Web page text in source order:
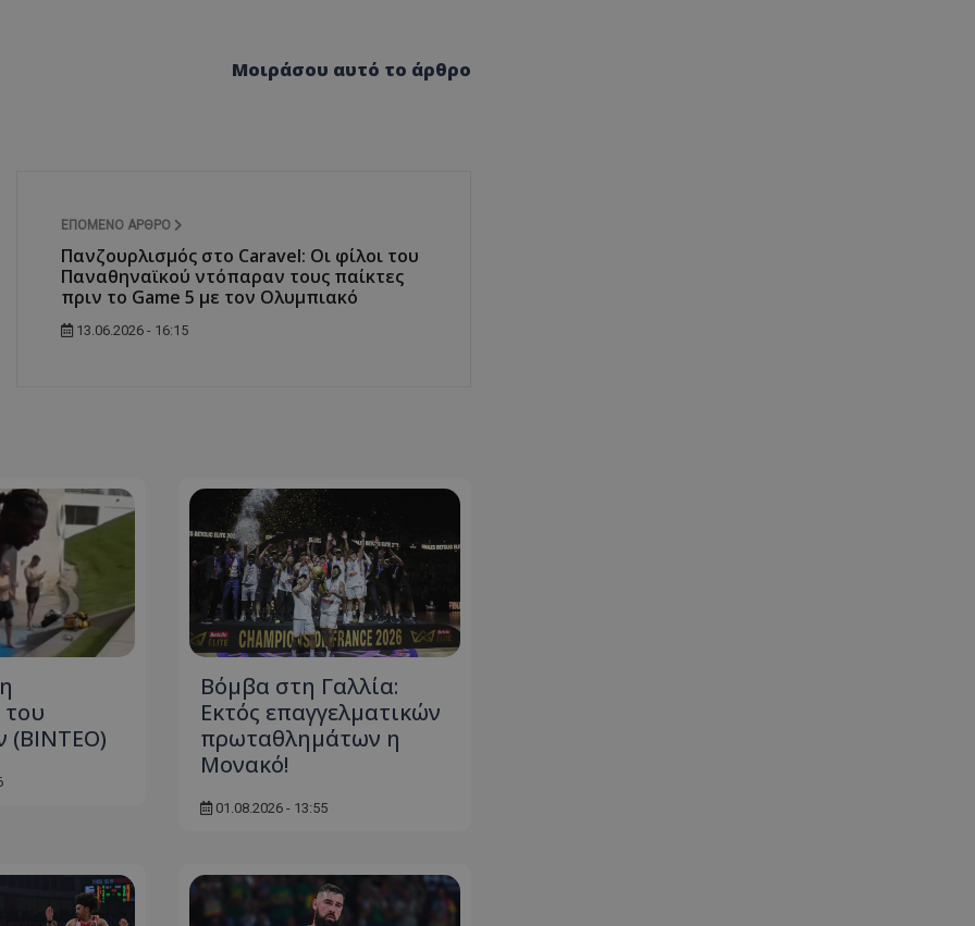
Μοιράσου αυτό το άρθρο
ΕΠΌΜΕΝΟ ΆΡΘΡΟ
Πανζουρλισμός στο Caravel: Οι φίλοι του
Παναθηναϊκού ντόπαραν τους παίκτες
πριν το Game 5 με τον Ολυμπιακό
13.06.2026 - 16:15
(BINTEO)
Βόμβα στη Γαλλία:
Εκτός επαγγελματικών
πρωταθλημάτων η
Μονακό!
01.08.2026 - 13:55